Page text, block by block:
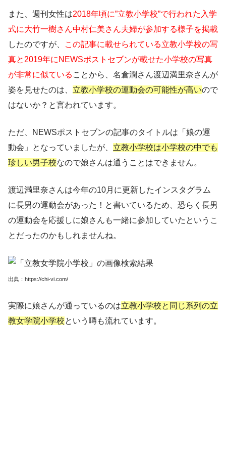
また、週刊女性は2018年頃に”立教小学校”で行われた入学
式に大竹一樹さん中村仁美さん夫婦が参加する様子を掲載
したのですが、
この記事に載せられている立教小学校の写
真と2019年にNEWSポストセブンが載せた小学校の写真
が非常に似ている ことから、名倉潤さん渡辺満里奈さんが
姿を見せたのは、 立教小学校の運動会の可能性が高いので
はないか？と言われています。
ただ、NEWSポストセブンの記事のタイトルは「娘の運
動会」となっていましたが、 立教小学校は小学校の中でも
珍しい男子校なので娘さんは通うことはできません。
渡辺満里奈さんは今年の10月に更新したインスタグラム
に長男の運動会があった！と書いているため、恐らく長男
の運動会を応援しに娘さんも一緒に参加していたというこ
とだったのかもしれませんね。
出典：https://chi-vi.com/
実際に娘さんが通っているのは立教小学校と同じ系列の立
教女学院小学校という噂も流れています。